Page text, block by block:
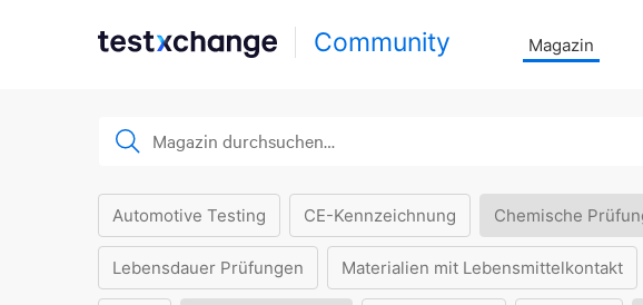
Community Magazin
Automotive Testing CE-Kennzeichnung Chemische
Lebensdauer Prüfungen Materialien mit Lebensmittelkontakt